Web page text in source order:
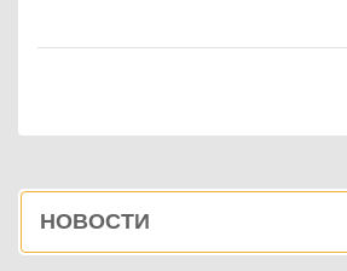
Боковая
панель
НОВОСТИ